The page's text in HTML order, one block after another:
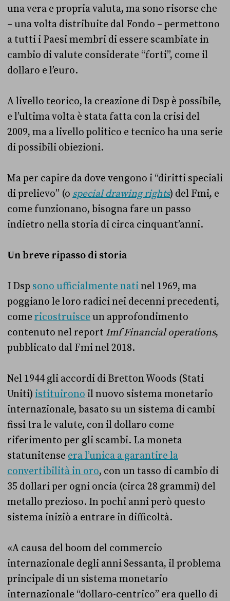
una vera e propria valuta, ma sono risorse che
– una volta distribuite dal Fondo – permettono
a tutti i Paesi membri di essere scambiate in
cambio di valute considerate “forti”, come il
dollaro e l’euro.
A livello teorico, la creazione di Dsp è possibile,
e l’ultima volta è stata fatta con la crisi del
2009, ma a livello politico e tecnico ha una serie
di possibili obiezioni.
Ma per capire da dove vengono i “diritti speciali
di prelievo” (o special drawing rights) del Fmi, e
come funzionano, bisogna fare un passo
indietro nella storia di circa cinquant’anni.
Un breve ripasso di storia
I Dsp sono ufficialmente natinel 1969, ma
poggiano le loro radici nei decenni precedenti,
come ricostruisce un approfondimento
contenuto nel report Imf Financial operations,
pubblicato dal Fmi nel 2018.
Nel 1944 gli accordi di Bretton Woods (Stati
Uniti) istituirono il nuovo sistema monetario
internazionale, basato su un sistema di cambi
fissi tra le valute, con il dollaro come
riferimento per gli scambi. La moneta
statunitense era l’unica a garantire la
convertibilità in oro, con un tasso di cambio di
35 dollari per ogni oncia (circa 28 grammi) del
metallo prezioso. In pochi anni però questo
sistema iniziò a entrare in difficoltà.
«A causa del boom del commercio
internazionale degli anni Sessanta, il problema
principale di un sistema monetario
internazionale “dollaro-centrico” era quello di